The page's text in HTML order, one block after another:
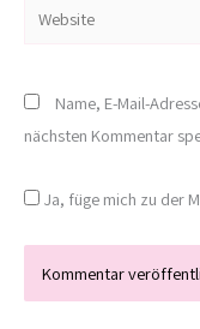
Name, E-Mail-
nächsten Kommentar
Ja, füge mich zu der